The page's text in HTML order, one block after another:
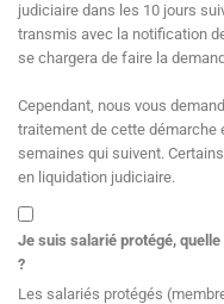
judiciaire dans les 10 jours
transmis avec la notification
se chargera de faire la
Cependant, nous vous
traitement de cette démarche
semaines qui suivent.
en liquidation judiciaire.
Je suis salarié protégé,
?
Les salariés protégés